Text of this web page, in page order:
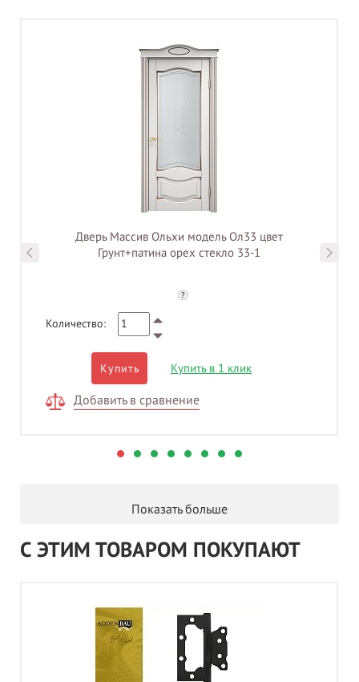
Дверь Массив Ольхи модель Ол33 цвет
Грунт+патина орех стекло 33-1
?
Количество:
Купить Купить в 1 клик
Добавить в сравнение
Показать больше
С ЭТИМ ТОВАРОМ ПОКУПАЮТ